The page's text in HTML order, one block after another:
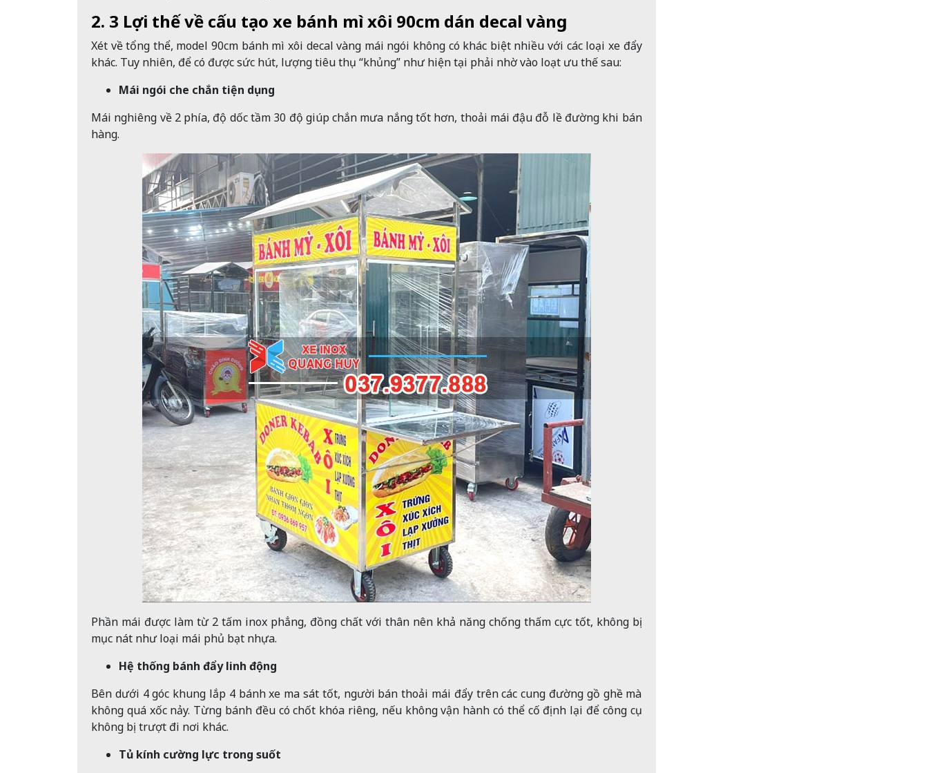
2. 3 Lợi thế về cấu tạo xe bánh mì xôi 90cm dán decal vàng
Xét về tổng thể, model 90cm bánh mì xôi decal vàng mái ngói không có khác biệt nhiều với các loại xe đẩy
khác. Tuy nhiên, để có được sức hút, lượng tiêu thụ “khủng” như hiện tại phải nhờ vào loạt ưu thế sau:
Mái ngói che chắn tiện dụng
Mái nghiêng về 2 phía, độ dốc tầm 30 độ giúp chắn mưa nắng tốt hơn, thoải mái đậu đỗ lề đường khi bán
hàng.
Phần mái được làm từ 2 tấm inox phẳng, đồng chất với thân nên khả năng chống thấm cực tốt, không bị
mục nát như loại mái phủ bạt nhựa.
Hệ thống bánh đẩy linh động
Bên dưới 4 góc khung lắp 4 bánh xe ma sát tốt, người bán thoải mái đẩy trên các cung đường gồ ghề mà
không quá xốc nảy. Từng bánh đều có chốt khóa riêng, nếu không vận hành có thể cố định lại để công cụ
không bị trượt đi nơi khác.
Tủ kính cường lực trong suốt